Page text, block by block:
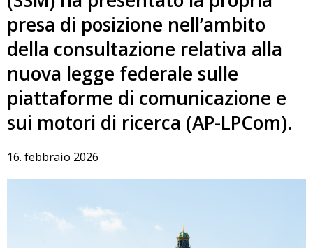
presa di posizione nell’ambito
della consultazione relativa alla
nuova legge federale sulle
piattaforme di comunicazione e
sui motori di ricerca (AP-LPCom).
16. febbraio 2026